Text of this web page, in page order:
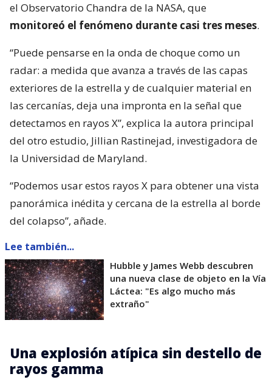
el Observatorio Chandra de la NASA, que
monitoreó el fenómeno durante casi tres meses.
“Puede pensarse en la onda de choque como un
radar: a medida que avanza a través de las capas
exteriores de la estrella y de cualquier material en
las cercanías, deja una impronta en la señal que
detectamos en rayos X”, explica la autora principal
del otro estudio, Jillian Rastinejad, investigadora de
la Universidad de Maryland.
“Podemos usar estos rayos X para obtener una vista
panorámica inédita y cercana de la estrella al borde
del colapso”, añade.
Lee también...
Hubble y James Webb descubren
una nueva clase de objeto en la Vía
Láctea: "Es algo mucho más
extraño"
Una explosión atípica sin destello de
rayos gamma